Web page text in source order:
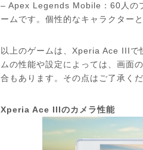
– Apex Legends Mobile：60人の
ームです。個性的なキャラクター
以上のゲームは、Xperia Ace IIIで
ムの性能や設定によっては、画面
合もあります。その点はご了承くだ
Xperia Ace IIIのカメラ性能